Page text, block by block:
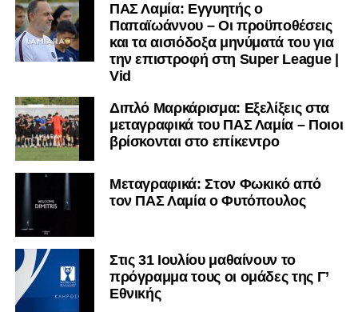
ΠΑΣ Λαμία: Εγγυητής ο
Παπαϊωάννου – Οι προϋποθέσεις
και τα αισιόδοξα μηνύματά του για
την επιστροφή στη Super League |
Vid
Διπλό Μαρκάρισμα: Εξελίξεις στα
μεταγραφικά του ΠΑΣ Λαμία – Ποιοι
βρίσκονται στο επίκεντρο
Μεταγραφικά: Στον Φωκικό από
τον ΠΑΣ Λαμία ο Φυτόπουλος
Στις 31 Ιουλίου μαθαίνουν το
πρόγραμμα τους οι ομάδες της Γ’
Εθνικής